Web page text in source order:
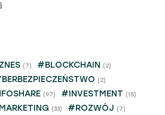
(7) #BLOCKCHAIN (2)
(2)
(97) #INVESTMENT (15)
(33) #ROZWÓJ (7)